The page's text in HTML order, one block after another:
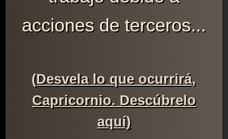
acciones de terceros...
(Desvela lo que ocurrirá,
Capricornio. Descúbrelo
aquí)